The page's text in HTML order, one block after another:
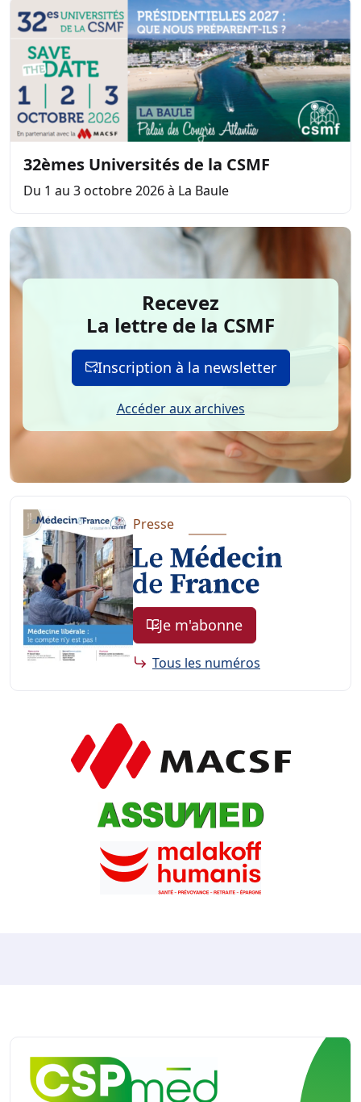
32èmes Universités de la CSMF
Du 1 au 3 octobre 2026 à La Baule
Recevez
La lettre de la CSMF
Inscription à la newsletter
Accéder aux archives
Presse
Je m'abonne
Tous les numéros